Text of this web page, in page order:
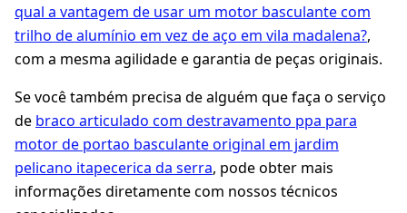
qual a vantagem de usar um motor basculante com
trilho de alumínio em vez de aço em vila madalena?,
com a mesma agilidade e garantia de peças originais.
Se você também precisa de alguém que faça o serviço
de braco articulado com destravamento ppa para
motor de portao basculante original em jardim
pelicano itapecerica da serra, pode obter mais
informações diretamente com nossos técnicos